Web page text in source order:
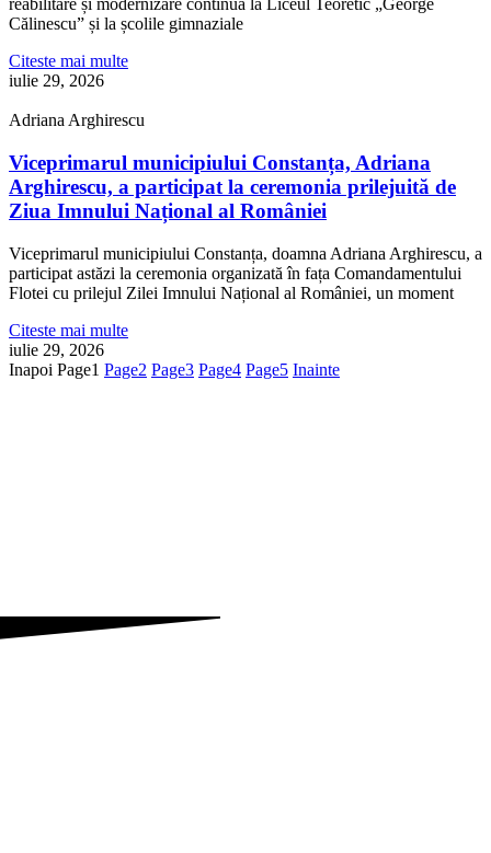
reabilitare și modernizare continuă la Liceul Teoretic „George
Călinescu” și la școlile gimnaziale
Citeste mai multe
iulie 29, 2026
Adriana Arghirescu
Viceprimarul municipiului Constanța, Adriana
Arghirescu, a participat la ceremonia prilejuită de
Ziua Imnului Național al României
Viceprimarul municipiului Constanța, doamna Adriana Arghirescu, a
participat astăzi la ceremonia organizată în fața Comandamentului
Flotei cu prilejul Zilei Imnului Național al României, un moment
Citeste mai multe
iulie 29, 2026
Inapoi Page1 Page2 Page3 Page4 Page5 Inainte